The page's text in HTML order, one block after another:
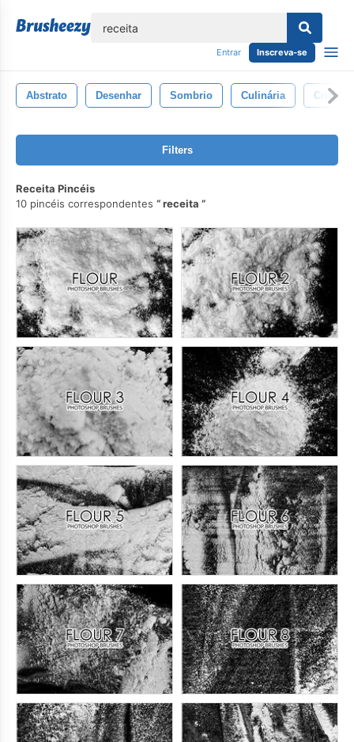
Entrar Inscreva-se
Abstrato Desenhar Sombrio Culinária Criativo
Filters
Receita Pincéis
10 pincéis correspondentes
receita